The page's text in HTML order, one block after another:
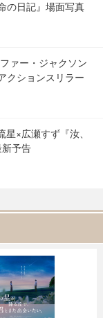
の日記』場面写真
ァー・ジャクソン
クションスリラー
星×広瀬すず『汝、
新予告